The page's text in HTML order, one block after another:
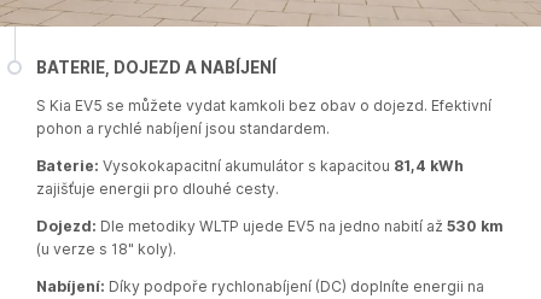
BATERIE, DOJEZD A NABÍJENÍ
S Kia EV5 se můžete vydat kamkoli bez obav o dojezd. Efektivní
pohon a rychlé nabíjení jsou standardem.
Baterie: Vysokokapacitní akumulátor s kapacitou 81,4 kWh
zajišťuje energii pro dlouhé cesty.​
Dojezd: Dle metodiky WLTP ujede EV5 na jedno nabití až 530 km
(u verze s 18" koly).​
Nabíjení: Díky podpoře rychlonabíjení (DC) doplníte energii na